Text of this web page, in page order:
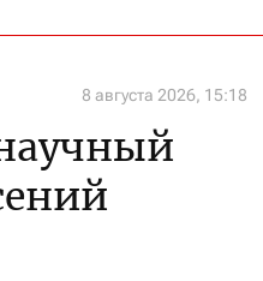
8 августа 2026, 15:18